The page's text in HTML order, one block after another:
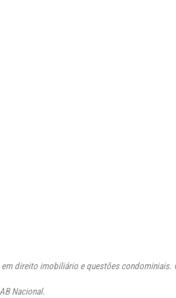
direito imobiliário e questões condominiais.
Nacional.